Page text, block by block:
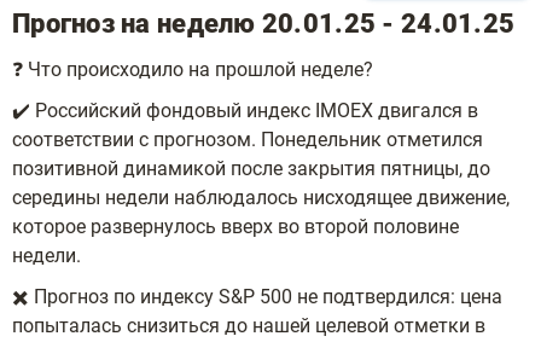
Прогноз на неделю 20.01.25 - 24.01.25
❓ Что происходило на прошлой неделе?
✔️ Российский фондовый индекс IMOEX двигался в
соответствии с прогнозом. Понедельник отметился
позитивной динамикой после закрытия пятницы, до
середины недели наблюдалось нисходящее движение,
которое развернулось вверх во второй половине
недели.
✖️ Прогноз по индексу S&P 500 не подтвердился: цена
попыталась снизиться до нашей целевой отметки в